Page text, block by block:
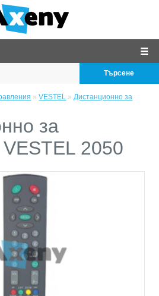
Търсене
»VESTEL »Дистанционно за
за
2050